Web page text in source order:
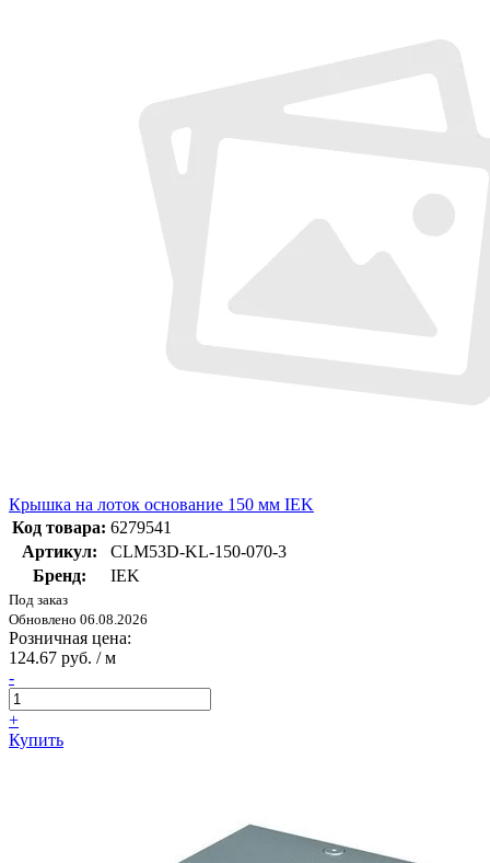
Крышка на лоток основание 150 мм IEK
Код товара: 6279541
Артикул:
CLM53D-KL-150-070-3
Бренд:
IEK
Под заказ
Обновлено 06.08.2026
Розничная цена:
124.67 руб. / м
-
+
Купить